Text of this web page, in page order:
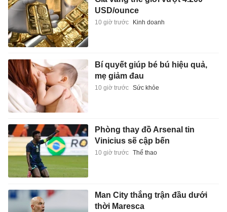
USD/ounce
10 giờ trước Kinh doanh
Bí quyết giúp bé bú hiệu quả,
mẹ giảm đau
10 giờ trước Sức khỏe
Phòng thay đồ Arsenal tin
Vinicius sẽ cập bến
10 giờ trước Thể thao
Man City thắng trận đầu dưới
thời Maresca